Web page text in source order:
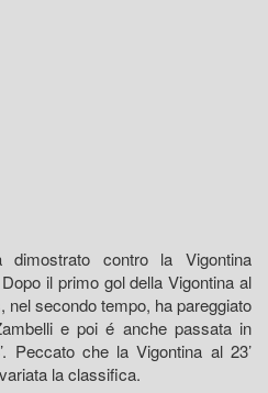
contro la Vigontina
il primo gol della Vigontina al
nel secondo tempo, ha pareggiato
e poi é anche passata in
Peccato che la Vigontina al 23’
la classifica.